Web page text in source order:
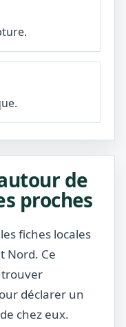
de
proches
fiches locales
Nord. Ce
trouver
déclarer un
chez eux.